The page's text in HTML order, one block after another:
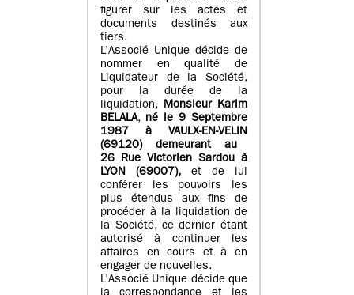
figurer sur les actes et
documents destinés aux
tiers.
L’Associé Unique décide de
nommer en qualité de
Liquidateur de la Société,
pour la durée de la
liquidation, Monsieur Karim
BELALA, né le 9 Septembre
1987
à VAULX-EN-VELIN
(69120)
demeurant au
26 Rue Victorien Sardou à
LYON (69007 ), et de lui
conférer les pouvoirs les
plus étendus aux fins de
procéder à la liquidation de
la Société, ce dernier étant
autorisé à continuer les
affaires en cours et à en
engager de nouvelles.
L’Associé Unique décide que